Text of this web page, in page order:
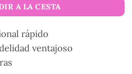
A LA CESTA
rápido
ventajoso